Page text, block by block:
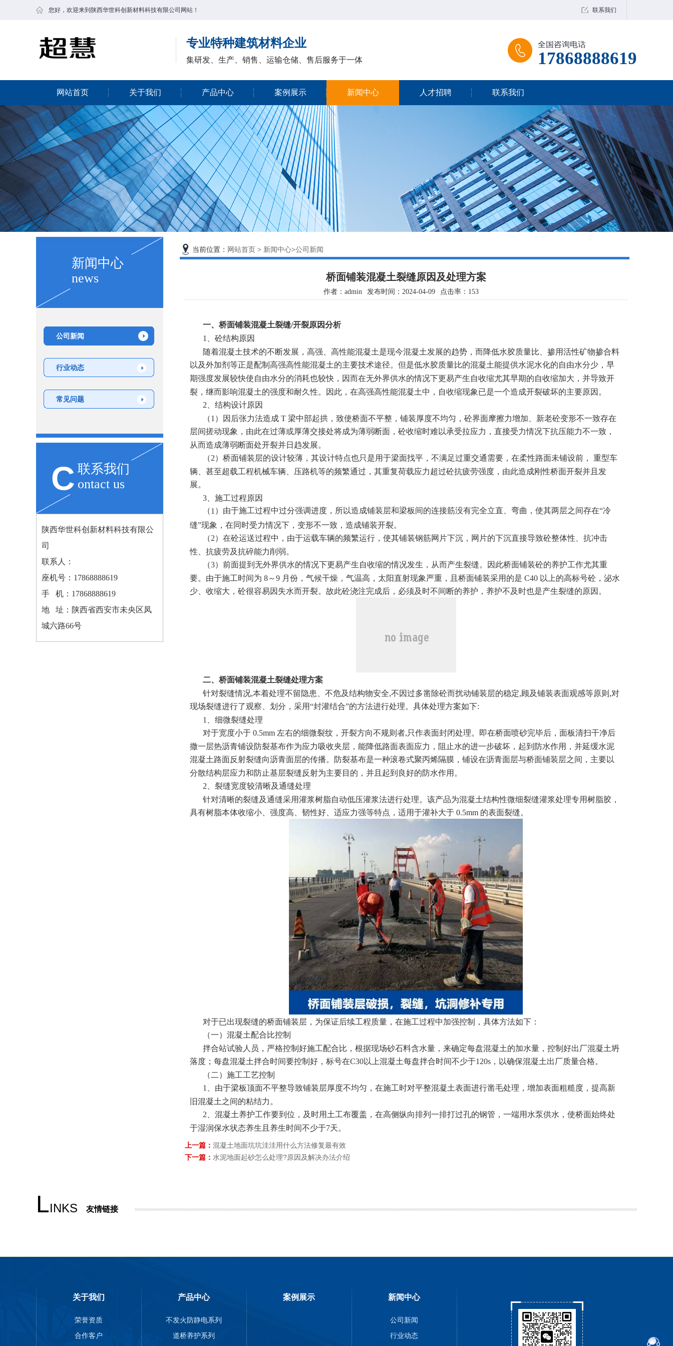
您好，欢迎来到陕西华世科创新材料科技有限公司网站！ 联系我们
专业特种建筑材料企业
集研发、生产、销售、运输仓储、售后服务于一体
全国咨询电话
17868888619
网站首页 关于我们 产品中心 案例展示 新闻中心 人才招聘 联系我们
新闻中心
news
公司新闻
行业动态
常见问题
C 联系我们
ontact us
陕西华世科创新材料科技有限公
司
联系人：
座机号： 17868888619
手 机：17868888619
地 址：陕西省西安市未央区凤
城六路66号
当前位置： 网站首页 > 新闻中心>公司新闻
桥面铺装混凝土裂缝原因及处理方案
作者：admin 发布时间：2024-04-09 点击率： 153
一、桥面铺装混凝土裂缝/开裂原因分析
1、砼结构原因
随着混凝土技术的不断发展，高强、高性能混凝土是现今混凝土发展的趋势，而降低水胶质量比、掺用活性矿物掺合料
以及外加剂等正是配制高强高性能混凝土的主要技术途径。但是低水胶质量比的混凝土能提供水泥水化的自由水分少，早
期强度发展较快使自由水分的消耗也较快，因而在无外界供水的情况下更易产生自收缩尤其早期的自收缩加大，并导致开
裂，继而影响混凝土的强度和耐久性。因此，在高强高性能混凝土中，自收缩现象已是一个造成开裂破坏的主要原因。
2、结构设计原因
（1）因后张力法造成 T 梁中部起拱，致使桥面不平整，铺装厚度不均匀，砼界面摩擦力增加、新老砼变形不一致存在
层间搓动现象，由此在过薄或厚薄交接处将成为薄弱断面，砼收缩时难以承受拉应力，直接受力情况下抗压能力不一致，
从而造成薄弱断面处开裂并日趋发展。
（2）桥面铺装层的设计较薄，其设计特点也只是用于梁面找平，不满足过重交通需要，在柔性路面未铺设前， 重型车
辆、甚至超载工程机械车辆、压路机等的频繁通过，其重复荷载应力超过砼抗疲劳强度，由此造成刚性桥面开裂并且发
展。
3、施工过程原因
（1）由于施工过程中过分强调进度，所以造成铺装层和梁板间的连接筋没有完全立直、弯曲，使其两层之间存在“冷
缝”现象，在同时受力情况下，变形不一致，造成铺装开裂。
（2）在砼运送过程中，由于运载车辆的频繁运行，使其铺装钢筋网片下沉，网片的下沉直接导致砼整体性、抗冲击
性、抗疲劳及抗碎能力削弱。
（3）前面提到无外界供水的情况下更易产生自收缩的情况发生，从而产生裂缝。因此桥面铺装砼的养护工作尤其重
要。由于施工时间为 8～9 月份，气候干燥，气温高，太阳直射现象严重，且桥面铺装采用的是 C40 以上的高标号砼，泌水
少、收缩大，砼很容易因失水而开裂。故此砼浇注完成后，必须及时不间断的养护，养护不及时也是产生裂缝的原因。
二、桥面铺装混凝土裂缝处理方案
针对裂缝情况,本着处理不留隐患、不危及结构物安全,不因过多凿除砼而扰动铺装层的稳定,顾及铺装表面观感等原则,对
现场裂缝进行了观察、划分，采用“封灌结合”的方法进行处理。具体处理方案如下:
1、细微裂缝处理
对于宽度小于 0.5mm 左右的细微裂纹，开裂方向不规则者,只作表面封闭处理。即在桥面喷砂完毕后，面板清扫干净后
撒一层热沥青铺设防裂基布作为应力吸收夹层，能降低路面表面应力，阻止水的进一步破坏，起到防水作用，并延缓水泥
混凝土路面反射裂缝向沥青面层的传播。防裂基布是一种滚卷式聚丙烯隔膜，铺设在沥青面层与桥面铺装层之间，主要以
分散结构层应力和防止基层裂缝反射为主要目的，并且起到良好的防水作用。
2、裂缝宽度较清晰及通缝处理
针对清晰的裂缝及通缝采用灌浆树脂自动低压灌浆法进行处理。该产品为混凝土结构性微细裂缝灌浆处理专用树脂胶，
具有树脂本体收缩小、强度高、韧性好、适应力强等特点，适用于灌补大于 0.5mm 的表面裂缝。
对于已出现裂缝的桥面铺装层，为保证后续工程质量，在施工过程中加强控制，具体方法如下：
（一）混凝土配合比控制
拌合站试验人员，严格控制好施工配合比，根据现场砂石料含水量，来确定每盘混凝土的加水量，控制好出厂混凝土坍
落度；每盘混凝土拌合时间要控制好，标号在C30以上混凝土每盘拌合时间不少于120s，以确保混凝土出厂质量合格。
（二）施工工艺控制
1、由于梁板顶面不平整导致铺装层厚度不均匀，在施工时对平整混凝土表面进行凿毛处理，增加表面粗糙度，提高新
旧混凝土之间的粘结力。
2、混凝土养护工作要到位，及时用土工布覆盖，在高侧纵向排列一排打过孔的钢管，一端用水泵供水，使桥面始终处
于湿润保水状态养生且养生时间不少于7天。
上一篇： 混凝土地面坑坑洼洼用什么方法修复最有效
下一篇： 水泥地面起砂怎么处理?原因及解决办法介绍
LINKS 友情链接
关于我们
荣誉资质
合作客户
产品中心
不发火防静电系列
道桥养护系列
案例展示 新闻中心
公司新闻
行业动态